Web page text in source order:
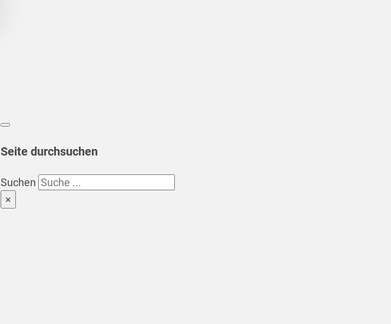
Seite durchsuchen
Suchen
×